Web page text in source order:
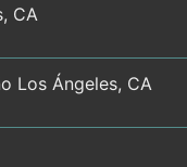
CA
Los Ángeles, CA